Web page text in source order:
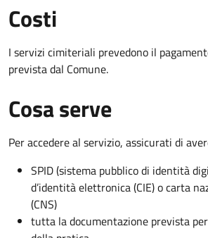
Costi
I servizi cimiteriali prevedono il
prevista dal Comune.
Cosa serve
Per accedere al servizio, assicurati di
SPID (sistema pubblico di identità
d’identità elettronica (CIE) o carta
(CNS)
tutta la documentazione prevista